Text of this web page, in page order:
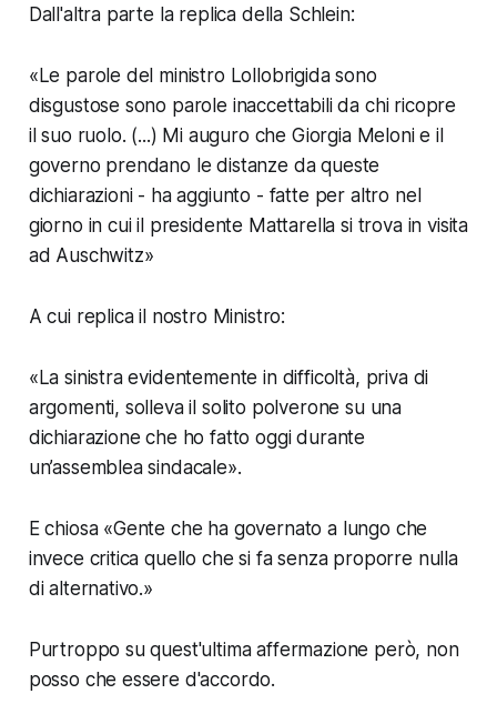
Dall'altra parte la replica della Schlein:
«Le parole del ministro Lollobrigida sono
disgustose sono parole inaccettabili da chi ricopre
il suo ruolo. (...) Mi auguro che Giorgia Meloni e il
governo prendano le distanze da queste
dichiarazioni - ha aggiunto - fatte per altro nel
giorno in cui il presidente Mattarella si trova in visita
ad Auschwitz»
A cui replica il nostro Ministro:
«La sinistra evidentemente in difficoltà, priva di
argomenti, solleva il solito polverone su una
dichiarazione che ho fatto oggi durante
un’assemblea sindacale».
E chiosa«Gente che ha governato a lungo che
invece critica quello che si fa senza proporre nulla
di alternativo.»
Purtroppo su quest'ultima affermazione però, non
posso che essere d'accordo.